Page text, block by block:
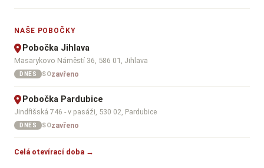
NAŠE POBOČKY
Pobočka Jihlava
Masarykovo Náměstí 36, 586 01, Jihlava
DNES SOzavřeno
Pobočka Pardubice
Jindřišská 746 - v pasáži, 530 02, Pardubice
DNES SOzavřeno
Celá otevírací doba →